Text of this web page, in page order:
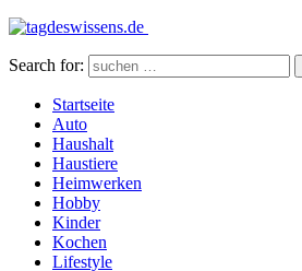
Search for:
Startseite
Auto
Haushalt
Haustiere
Heimwerken
Hobby
Kinder
Kochen
Lifestyle